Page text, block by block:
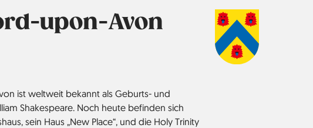
upon-Avon
ist weltweit bekannt als Geburts- und
Shakespeare. Noch heute befinden sich
sein Haus „New Place“, und die Holy Trinity